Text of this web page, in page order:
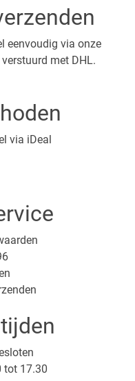
eenvoudig via onze
met DHL.
via iDeal
17.30